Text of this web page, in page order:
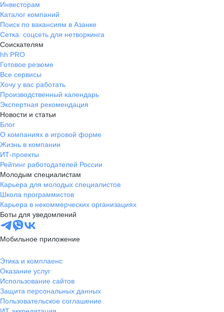
Инвесторам
Каталог компаний
Поиск по вакансиям в Азанке
Сетка: соцсеть для нетворкинга
Соискателям
hh PRO
Готовое резюме
Все сервисы
Хочу у вас работать
Производственный календарь
Экспертная рекомендация
Новости и статьи
Блог
О компаниях в игровой форме
Жизнь в компании
ИТ-проекты
Рейтинг работодателей России
Молодым специалистам
Карьера для молодых специалистов
Школа программистов
Карьера в некоммерческих организациях
Боты для уведомлений
Мобильное приложение
Этика и комплаенс
Оказание услуг
Использование сайтов
Защита персональных данных
Пользовательское соглашение